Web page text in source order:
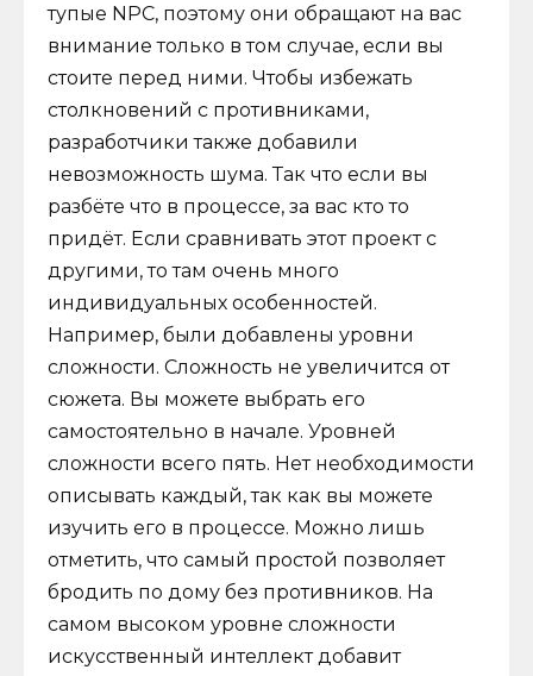
тупые NPC, поэтому они обращают на вас
внимание только в том случае, если вы
стоите перед ними. Чтобы избежать
столкновений с противниками,
разработчики также добавили
невозможность шума. Так что если вы
разбёте что в процессе, за вас кто то
придёт. Если сравнивать этот проект с
другими, то там очень много
индивидуальных особенностей.
Например, были добавлены уровни
сложности. Сложность не увеличится от
сюжета. Вы можете выбрать его
самостоятельно в начале. Уровней
сложности всего пять. Нет необходимости
описывать каждый, так как вы можете
изучить его в процессе. Можно лишь
отметить, что самый простой позволяет
бродить по дому без противников. На
самом высоком уровне сложности
искусственный интеллект добавит